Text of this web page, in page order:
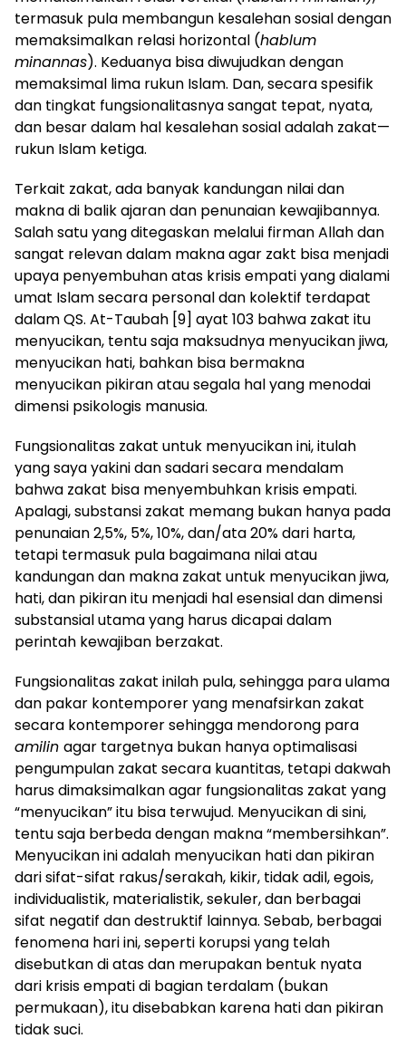
termasuk pula membangun kesalehan sosial dengan
memaksimalkan relasi horizontal (hablum
minannas). Keduanya bisa diwujudkan dengan
memaksimal lima rukun Islam. Dan, secara spesifik
dan tingkat fungsionalitasnya sangat tepat, nyata,
dan besar dalam hal kesalehan sosial adalah zakat—
rukun Islam ketiga.
Terkait zakat, ada banyak kandungan nilai dan
makna di balik ajaran dan penunaian kewajibannya.
Salah satu yang ditegaskan melalui firman Allah dan
sangat relevan dalam makna agar zakt bisa menjadi
upaya penyembuhan atas krisis empati yang dialami
umat Islam secara personal dan kolektif terdapat
dalam QS. At-Taubah [9] ayat 103 bahwa zakat itu
menyucikan, tentu saja maksudnya menyucikan jiwa,
menyucikan hati, bahkan bisa bermakna
menyucikan pikiran atau segala hal yang menodai
dimensi psikologis manusia.
Fungsionalitas zakat untuk menyucikan ini, itulah
yang saya yakini dan sadari secara mendalam
bahwa zakat bisa menyembuhkan krisis empati.
Apalagi, substansi zakat memang bukan hanya pada
penunaian 2,5%, 5%, 10%, dan/ata 20% dari harta,
tetapi termasuk pula bagaimana nilai atau
kandungan dan makna zakat untuk menyucikan jiwa,
hati, dan pikiran itu menjadi hal esensial dan dimensi
substansial utama yang harus dicapai dalam
perintah kewajiban berzakat.
Fungsionalitas zakat inilah pula, sehingga para ulama
dan pakar kontemporer yang menafsirkan zakat
secara kontemporer sehingga mendorong para
amilin agar targetnya bukan hanya optimalisasi
pengumpulan zakat secara kuantitas, tetapi dakwah
harus dimaksimalkan agar fungsionalitas zakat yang
“menyucikan” itu bisa terwujud. Menyucikan di sini,
tentu saja berbeda dengan makna “membersihkan”.
Menyucikan ini adalah menyucikan hati dan pikiran
dari sifat-sifat rakus/serakah, kikir, tidak adil, egois,
individualistik, materialistik, sekuler, dan berbagai
sifat negatif dan destruktif lainnya. Sebab, berbagai
fenomena hari ini, seperti korupsi yang telah
disebutkan di atas dan merupakan bentuk nyata
dari krisis empati di bagian terdalam (bukan
permukaan), itu disebabkan karena hati dan pikiran
tidak suci.